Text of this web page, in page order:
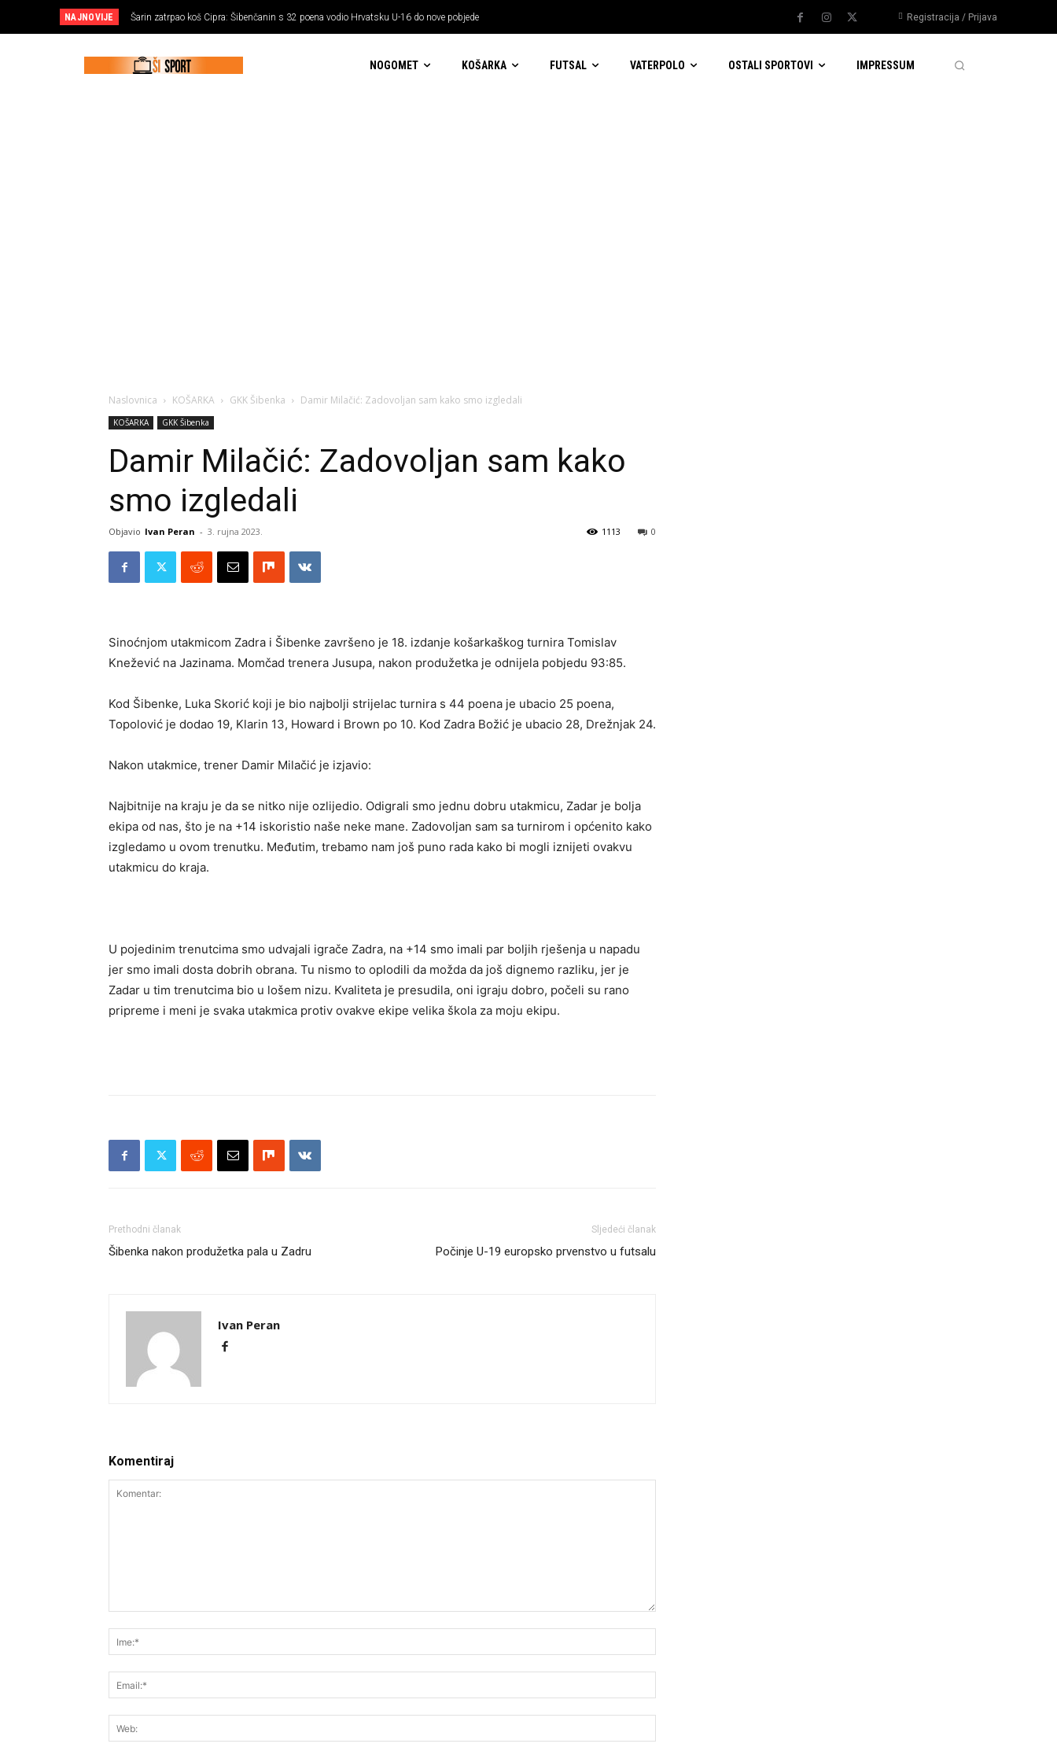
NAJNOVIJE Šarin zatrpao koš Cipra: Šibenčanin s 32 poena vodio Hrvatsku U-16 do nove pobjede Registracija / Prijava
NOGOMET KOŠARKA FUTSAL VATERPOLO OSTALI SPORTOVI IMPRESSUM
Naslovnica KOŠARKA GKK Šibenka Damir Milačić: Zadovoljan sam kako smo izgledali
KOŠARKA GKK Šibenka
Damir Milačić: Zadovoljan sam kako
smo izgledali
Objavio Ivan Peran - 3. rujna 2023. 0
1113
Sinoćnjom utakmicom Zadra i Šibenke završeno je 18. izdanje košarkaškog turnira Tomislav
Knežević na Jazinama. Momčad trenera Jusupa, nakon produžetka je odnijela pobjedu 93:85.
Kod Šibenke, Luka Skorić koji je bio najbolji strijelac turnira s 44 poena je ubacio 25 poena,
Topolović je dodao 19, Klarin 13, Howard i Brown po 10. Kod Zadra Božić je ubacio 28, Drežnjak 24.
Nakon utakmice, trener Damir Milačić je izjavio:
Najbitnije na kraju je da se nitko nije ozlijedio. Odigrali smo jednu dobru utakmicu, Zadar je bolja
ekipa od nas, što je na +14 iskoristio naše neke mane. Zadovoljan sam sa turnirom i općenito kako
izgledamo u ovom trenutku. Međutim, trebamo nam još puno rada kako bi mogli iznijeti ovakvu
utakmicu do kraja.
U pojedinim trenutcima smo udvajali igrače Zadra, na +14 smo imali par boljih rješenja u napadu
jer smo imali dosta dobrih obrana. Tu nismo to oplodili da možda da još dignemo razliku, jer je
Zadar u tim trenutcima bio u lošem nizu. Kvaliteta je presudila, oni igraju dobro, počeli su rano
pripreme i meni je svaka utakmica protiv ovakve ekipe velika škola za moju ekipu.
Prethodni članak
Šibenka nakon produžetka pala u Zadru
Sljedeći članak
Počinje U-19 europsko prvenstvo u futsalu
Ivan Peran
Komentiraj